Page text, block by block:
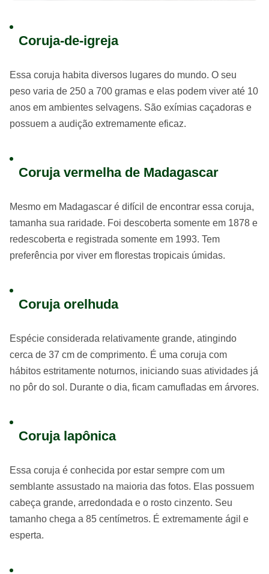
Coruja-de-igreja
Essa coruja habita diversos lugares do mundo. O seu
peso varia de 250 a 700 gramas e elas podem viver até 10
anos em ambientes selvagens. São exímias caçadoras e
possuem a audição extremamente eficaz.
Coruja vermelha de Madagascar
Mesmo em Madagascar é difícil de encontrar essa coruja,
tamanha sua raridade. Foi descoberta somente em 1878 e
redescoberta e registrada somente em 1993. Tem
preferência por viver em florestas tropicais úmidas.
Coruja orelhuda
Espécie considerada relativamente grande, atingindo
cerca de 37 cm de comprimento. É uma coruja com
hábitos estritamente noturnos, iniciando suas atividades já
no pôr do sol. Durante o dia, ficam camufladas em árvores.
Coruja lapônica
Essa coruja é conhecida por estar sempre com um
semblante assustado na maioria das fotos. Elas possuem
cabeça grande, arredondada e o rosto cinzento. Seu
tamanho chega a 85 centímetros. É extremamente ágil e
esperta.